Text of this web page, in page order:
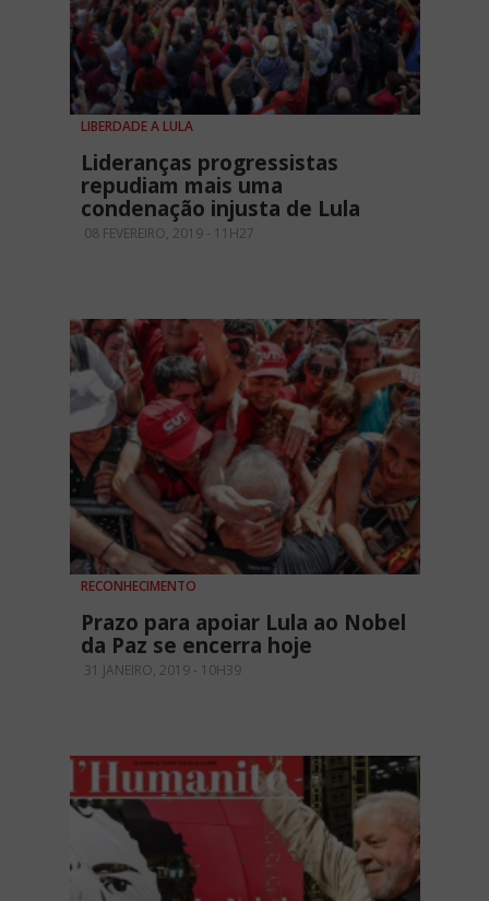
LIBERDADE A LULA
Lideranças progressistas
repudiam mais uma
condenação injusta de Lula
08 FEVEREIRO, 2019 - 11H27
RECONHECIMENTO
Prazo para apoiar Lula ao Nobel
da Paz se encerra hoje
31 JANEIRO, 2019 - 10H39